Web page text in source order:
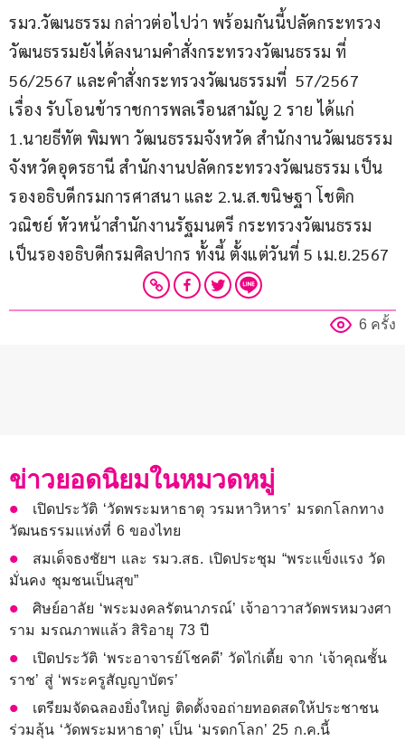
รมว.วัฒนธรรม กล่าวต่อไปว่า พร้อมกันนี้ปลัดกระทรวง
วัฒนธรรมยังได้ลงนามคำสั่งกระทรวงวัฒนธรรม ที่
56/2567 และคำสั่งกระทรวงวัฒนธรรมที่  57/2567
เรื่อง รับโอนข้าราชการพลเรือนสามัญ 2 ราย ได้แก่
1.นายธีทัต พิมพา วัฒนธรรมจังหวัด สำนักงานวัฒนธรรม
จังหวัดอุดรธานี สำนักงานปลัดกระทรวงวัฒนธรรม เป็น
รองอธิบดีกรมการศาสนา และ 2.น.ส.ขนิษฐา โชติก
วณิชย์ หัวหน้าสำนักงานรัฐมนตรี กระทรวงวัฒนธรรม
เป็นรองอธิบดีกรมศิลปากร ทั้งนี้ ตั้งแต่วันที่ 5 เม.ย.2567
6 ครั้ง
ข่าวยอดนิยมในหมวดหมู่
เปิดประวัติ ‘วัดพระมหาธาตุ วรมหาวิหาร’ มรดกโลกทาง
วัฒนธรรมแห่งที่ 6 ของไทย
สมเด็จธงชัยฯ และ รมว.สธ. เปิดประชุม “พระแข็งแรง วัด
มั่นคง ชุมชนเป็นสุข”
ศิษย์อาลัย ‘พระมงคลรัตนาภรณ์’ เจ้าอาวาสวัดพรหมวงศา
ราม มรณภาพแล้ว สิริอายุ 73 ปี
เปิดประวัติ ‘พระอาจารย์โชคดี’ วัดไก่เตี้ย จาก ‘เจ้าคุณชั้น
ราช’ สู่ ‘พระครูสัญญาบัตร’
เตรียมจัดฉลองยิ่งใหญ่ ติดตั้งจอถ่ายทอดสดให้ประชาชน
ร่วมลุ้น ‘วัดพระมหาธาตุ’ เป็น ‘มรดกโลก’ 25 ก.ค.นี้